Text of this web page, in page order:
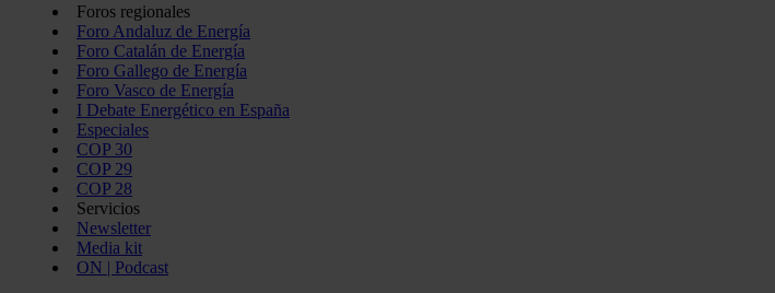
Foros regionales
Foro Andaluz de Energía
Foro Catalán de Energía
Foro Gallego de Energía
Foro Vasco de Energía
I Debate Energético en España
Especiales
COP 30
COP 29
COP 28
Servicios
Newsletter
Media kit
ON | Podcast